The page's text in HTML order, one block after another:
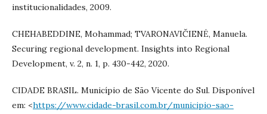
institucionalidades, 2009.
CHEHABEDDINE, Mohammad; TVARONAVIČIENĖ, Manuela.
Securing regional development. Insights into Regional
Development, v. 2, n. 1, p. 430-442, 2020.
CIDADE BRASIL. Município de São Vicente do Sul. Disponível
em: <https://www.cidade-brasil.com.br/municipio-sao-